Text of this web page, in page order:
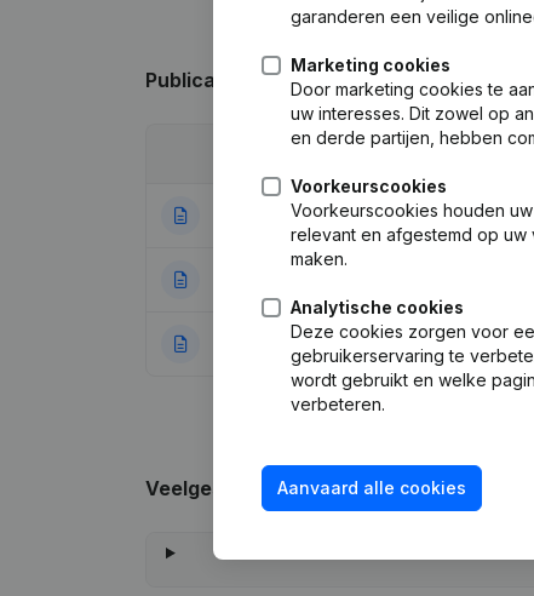
Publicaties van Decomo Holding
Publicatie
27-04-2023
06-12-2022 Rubriek
Veelgestelde vragen
garanderen een veilige
Marketing cookies
Door marketing cookies te
uw interesses. Dit zowel op
en derde partijen, hebben
Voorkeurscookies
Voorkeurscookies houden
relevant en afgestemd op
maken.
Analytische cookies
Deze cookies zorgen voor
gebruikerservaring te
wordt gebruikt en welke
verbeteren.
Aanvaard alle cookies